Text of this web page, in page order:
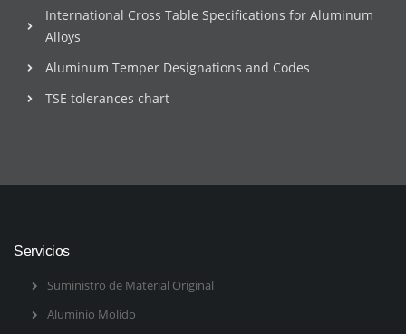
International Cross Table Specifications for Aluminum
Alloys
Aluminum Temper Designations and Codes
TSE tolerances chart
Servicios
Suministro de Material Original
Aluminio Molido